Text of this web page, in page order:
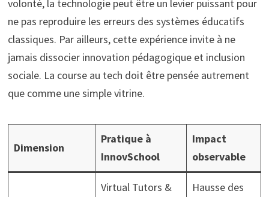
volonté, la technologie peut être un levier puissant pour
ne pas reproduire les erreurs des systèmes éducatifs
classiques. Par ailleurs, cette expérience invite à ne
jamais dissocier innovation pédagogique et inclusion
sociale. La course au tech doit être pensée autrement
que comme une simple vitrine.
Dimension
Pratique à
InnovSchool
Impact
observable
Virtual Tutors &
Hausse des